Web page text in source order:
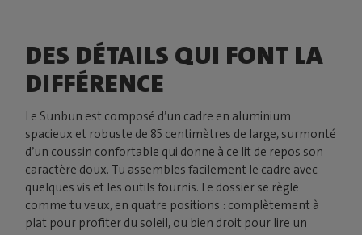
DES DÉTAILS QUI FONT LA
DIFFÉRENCE
Le Sunbun est composé d’un cadre en aluminium
spacieux et robuste de 85 centimètres de large, surmonté
d’un coussin confortable qui donne à ce lit de repos son
caractère doux. Tu assembles facilement le cadre avec
quelques vis et les outils fournis. Le dossier se règle
comme tu veux, en quatre positions : complètement à
plat pour profiter du soleil, ou bien droit pour lire un